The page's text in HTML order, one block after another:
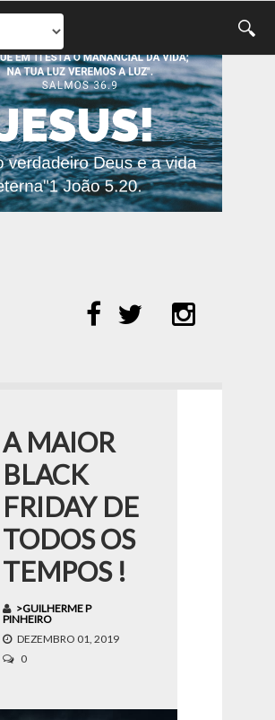
A MAIOR
BLACK
FRIDAY DE
TODOS OS
TEMPOS !
>GUILHERME P
PINHEIRO
DEZEMBRO 01, 2019
0